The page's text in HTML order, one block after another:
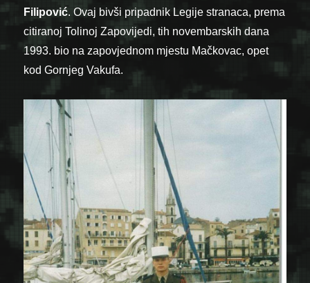
Filipović. Ovaj bivši pripadnik Legije stranaca, prema
citiranoj Tolinoj Zapovijedi, tih novembarskih dana
1993. bio na zapovjednom mjestu Mačkovac, opet
kod Gornjeg Vakufa.